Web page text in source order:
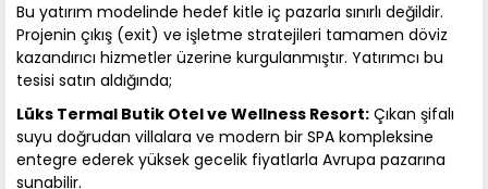
Bu yatırım modelinde hedef kitle iç pazarla sınırlı değildir.
Projenin çıkış (exit) ve işletme stratejileri tamamen döviz
kazandırıcı hizmetler üzerine kurgulanmıştır. Yatırımcı bu
tesisi satın aldığında;
Lüks Termal Butik Otel ve Wellness Resort: Çıkan şifalı
suyu doğrudan villalara ve modern bir SPA kompleksine
entegre ederek yüksek gecelik fiyatlarla Avrupa pazarına
sunabilir.